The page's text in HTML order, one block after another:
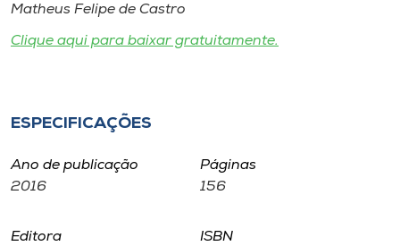
Rádio
Store
Matheus Felipe de Castro
Clique aqui para baixar gratuitamente.
ESPECIFICAÇÕES
Ano de publicação
2016
Páginas
156
Editora
ISBN